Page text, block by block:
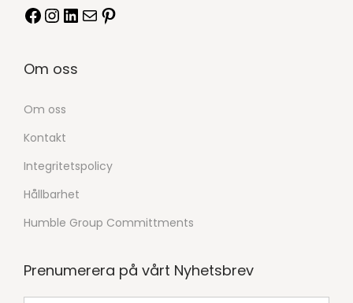
Om oss
Om oss
Kontakt
Integritetspolicy
Hållbarhet
Humble Group Committments
Prenumerera på vårt Nyhetsbrev